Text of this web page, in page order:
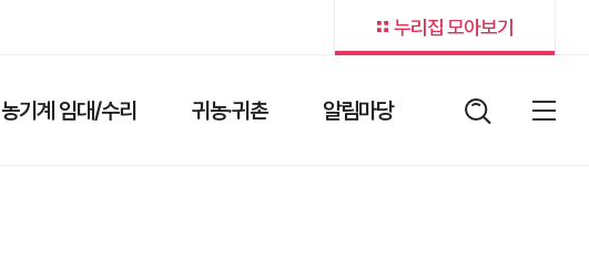
누리집 모아보기
검색어
농기계 임대/수리 귀농·귀촌 알림마당